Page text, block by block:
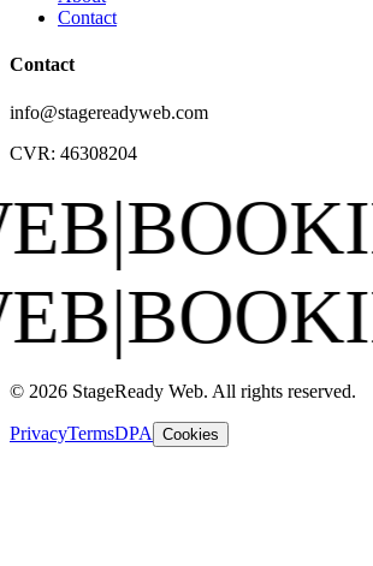
Contact
Contact
info@stagereadyweb.com
CVR: 46308204
|
|
© 2026 StageReady Web. All rights reserved.
PrivacyTermsDPA Cookies